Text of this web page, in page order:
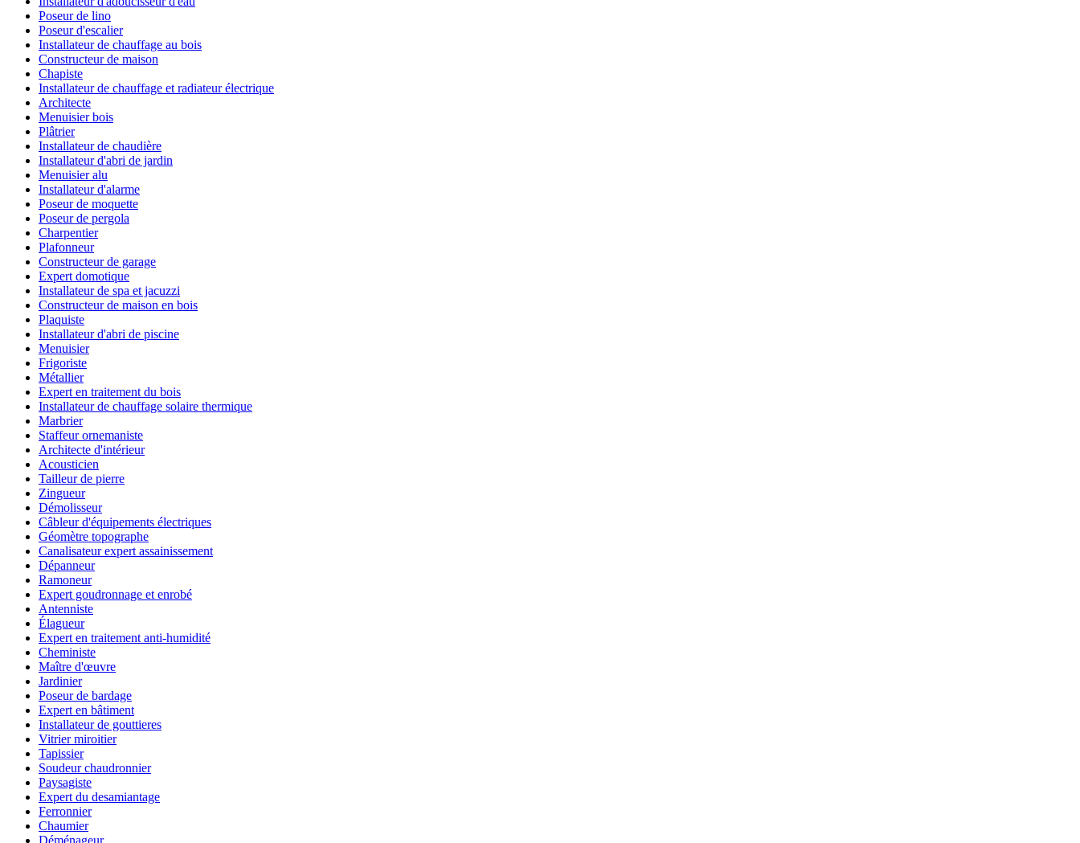
Poseur de lino
Poseur d'escalier
Installateur de chauffage au bois
Constructeur de maison
Chapiste
Installateur de chauffage et radiateur électrique
Architecte
Menuisier bois
Plâtrier
Installateur de chaudière
Installateur d'abri de jardin
Menuisier alu
Installateur d'alarme
Poseur de moquette
Poseur de pergola
Charpentier
Plafonneur
Constructeur de garage
Expert domotique
Installateur de spa et jacuzzi
Constructeur de maison en bois
Plaquiste
Installateur d'abri de piscine
Menuisier
Frigoriste
Métallier
Expert en traitement du bois
Installateur de chauffage solaire thermique
Marbrier
Staffeur ornemaniste
Architecte d'intérieur
Acousticien
Tailleur de pierre
Zingueur
Démolisseur
Câbleur d'équipements électriques
Géomètre topographe
Canalisateur expert assainissement
Dépanneur
Ramoneur
Expert goudronnage et enrobé
Antenniste
Élagueur
Expert en traitement anti-humidité
Cheministe
Maître d'œuvre
Jardinier
Poseur de bardage
Expert en bâtiment
Installateur de gouttieres
Vitrier miroitier
Tapissier
Soudeur chaudronnier
Paysagiste
Expert du desamiantage
Ferronnier
Chaumier
Déménageur